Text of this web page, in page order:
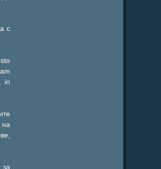
с
in
за